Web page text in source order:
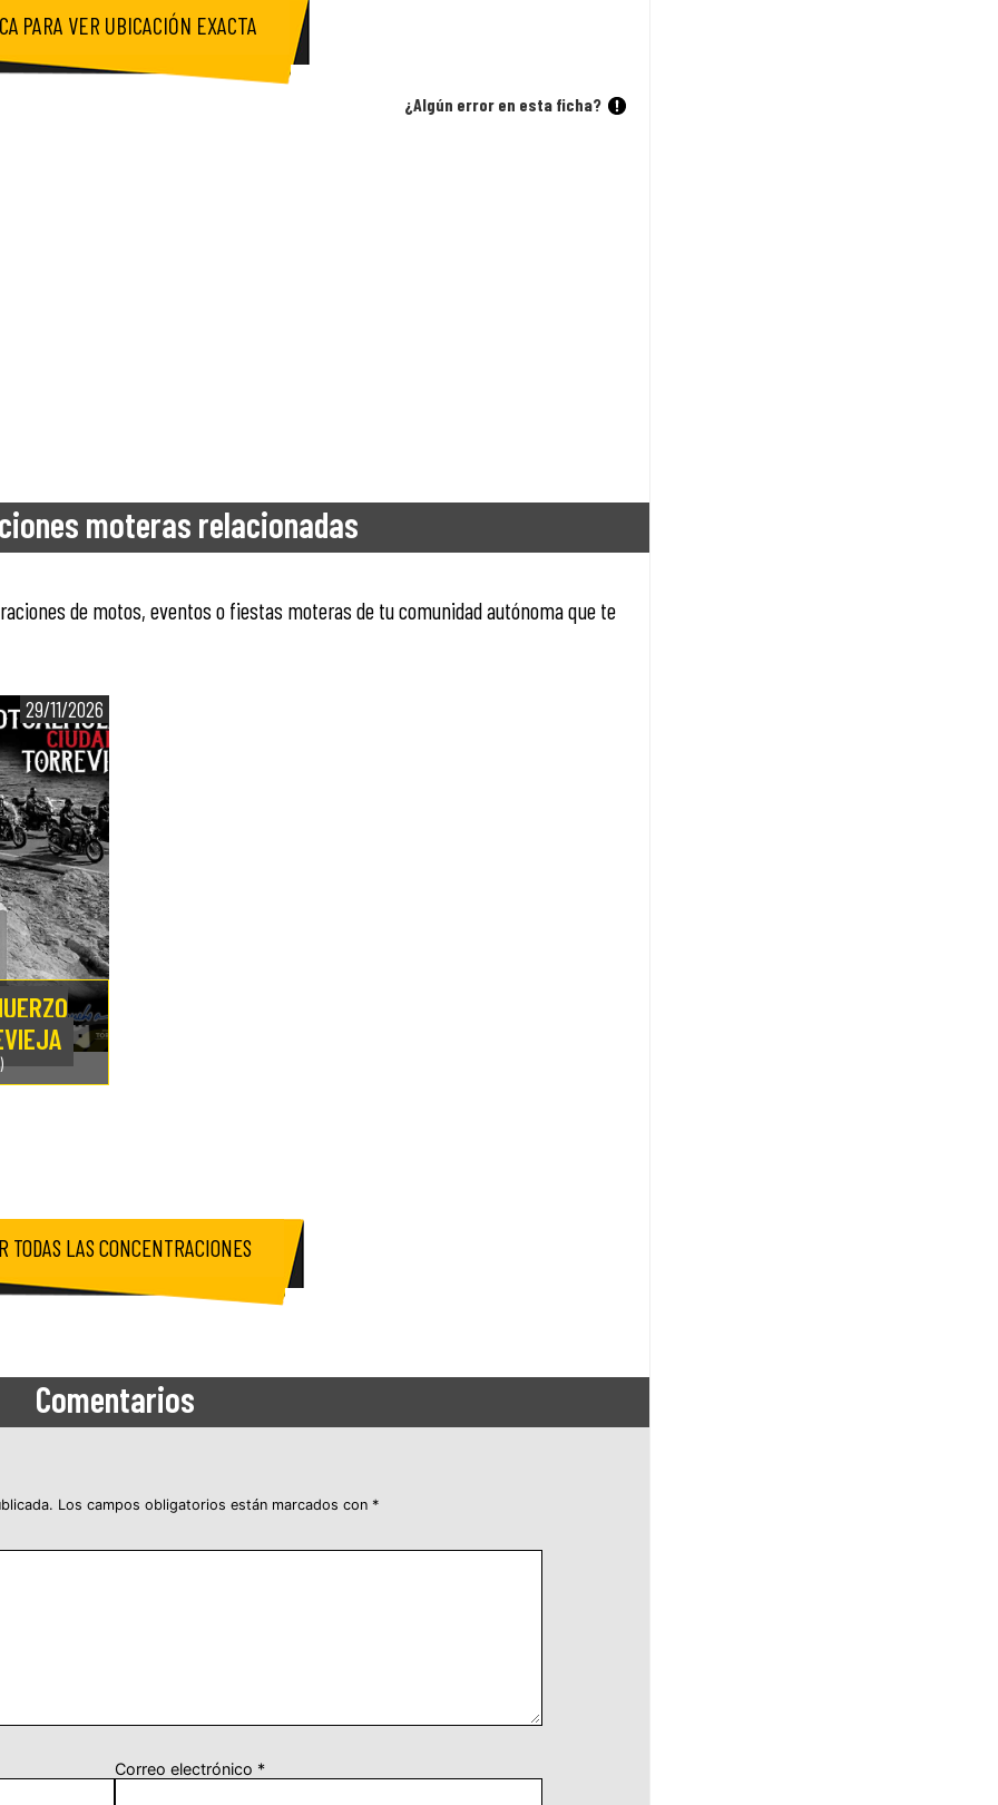
PARA VER UBICACIÓN EXACTA
¿Algún error en esta ficha?
moteras relacionadas
de motos, eventos o fiestas moteras de tu comunidad autónoma que te
29/11/2026
TODAS LAS CONCENTRACIONES
Comentarios
Los campos obligatorios están marcados con *
Correo electrónico *